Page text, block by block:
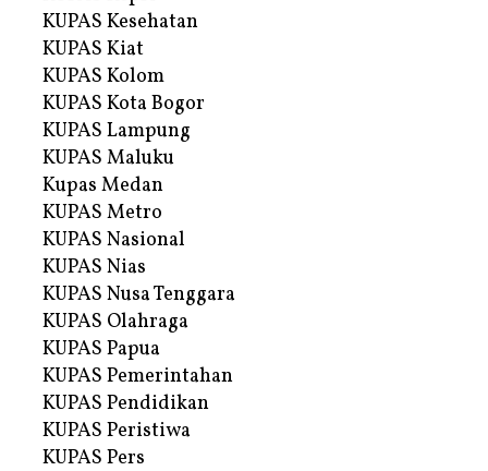
KUPAS Kesehatan
KUPAS Kiat
KUPAS Kolom
KUPAS Kota Bogor
KUPAS Lampung
KUPAS Maluku
Kupas Medan
KUPAS Metro
KUPAS Nasional
KUPAS Nias
KUPAS Nusa Tenggara
KUPAS Olahraga
KUPAS Papua
KUPAS Pemerintahan
KUPAS Pendidikan
KUPAS Peristiwa
KUPAS Pers